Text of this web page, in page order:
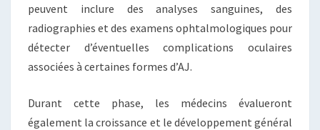
peuvent inclure des analyses sanguines, des
radiographies et des examens ophtalmologiques pour
détecter d’éventuelles complications oculaires
associées à certaines formes d’AJ.
Durant cette phase, les médecins évalueront
également la croissance et le développement général